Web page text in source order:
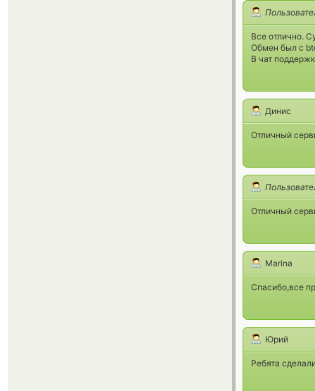
Все отлично.
Обмен был с
В чат
Динис
Отличный
Отличный
Marina
Спасибо,все
Юрий
Ребята